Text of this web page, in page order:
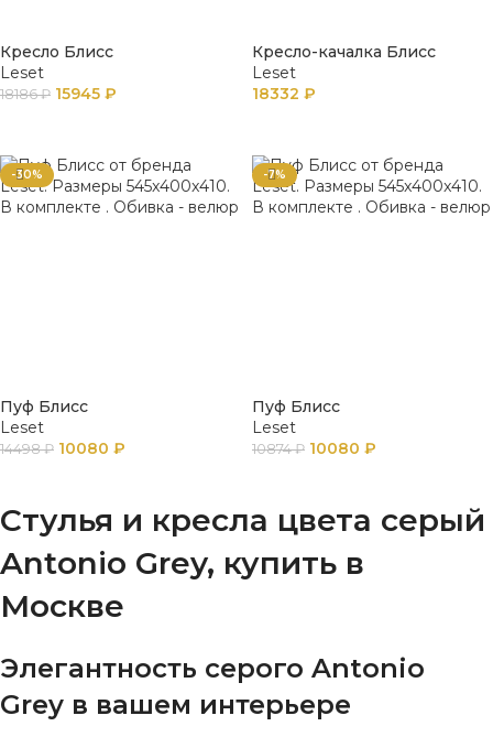
Кресло Блисс
Leset
18186₽ 15945 ₽
Кресло-качалка Блисс
Leset
18332 ₽
-30%
Пуф Блисс
Leset
14498₽ 10080 ₽
-7%
Пуф Блисс
Leset
10874₽ 10080 ₽
Стулья и кресла цвета серый
Antonio Grey, купить в
Москве
Элегантность серого Antonio
Grey в вашем интерьере